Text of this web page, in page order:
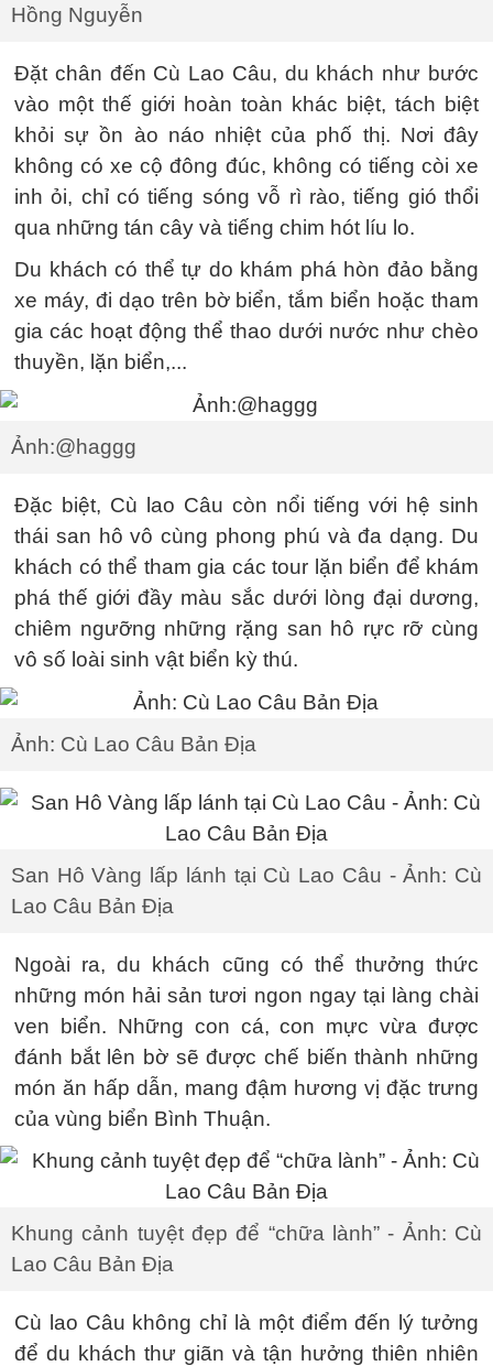
Hồng Nguyễn
Đặt chân đến Cù Lao Câu, du khách như bước
vào một thế giới hoàn toàn khác biệt, tách biệt
khỏi sự ồn ào náo nhiệt của phố thị. Nơi đây
không có xe cộ đông đúc, không có tiếng còi xe
inh ỏi, chỉ có tiếng sóng vỗ rì rào, tiếng gió thổi
qua những tán cây và tiếng chim hót líu lo.
Du khách có thể tự do khám phá hòn đảo bằng
xe máy, đi dạo trên bờ biển, tắm biển hoặc tham
gia các hoạt động thể thao dưới nước như chèo
thuyền, lặn biển,...
Ảnh:@haggg
Đặc biệt, Cù lao Câu còn nổi tiếng với hệ sinh
thái san hô vô cùng phong phú và đa dạng. Du
khách có thể tham gia các tour lặn biển để khám
phá thế giới đầy màu sắc dưới lòng đại dương,
chiêm ngưỡng những rặng san hô rực rỡ cùng
vô số loài sinh vật biển kỳ thú.
Ảnh: Cù Lao Câu Bản Địa
San Hô Vàng lấp lánh tại Cù Lao Câu - Ảnh: Cù
Lao Câu Bản Địa
Ngoài ra, du khách cũng có thể thưởng thức
những món hải sản tươi ngon ngay tại làng chài
ven biển. Những con cá, con mực vừa được
đánh bắt lên bờ sẽ được chế biến thành những
món ăn hấp dẫn, mang đậm hương vị đặc trưng
của vùng biển Bình Thuận.
Khung cảnh tuyệt đẹp để “chữa lành” - Ảnh: Cù
Lao Câu Bản Địa
Cù lao Câu không chỉ là một điểm đến lý tưởng
để du khách thư giãn và tận hưởng thiên nhiên